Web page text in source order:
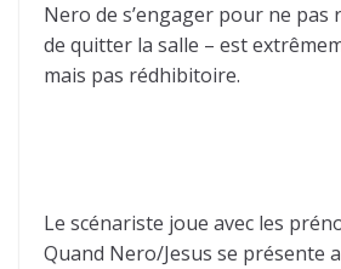
Nero de s’engager pour ne
de quitter la salle – est
mais pas rédhibitoire.
Le scénariste joue avec les
Quand Nero/Jesus se présente